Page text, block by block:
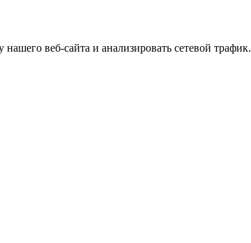
веб-сайта и анализировать сетевой трафик.